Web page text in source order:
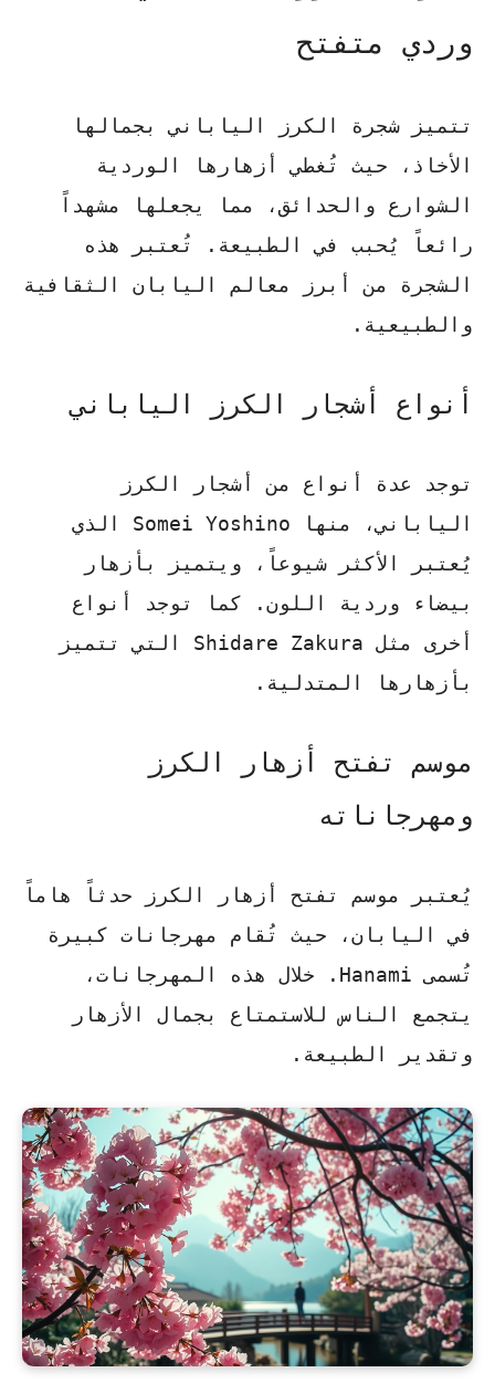
وردي متفتح
تتميز شجرة الكرز الياباني بجمالها
الأخاذ، حيث تُغطي أزهارها الوردية
الشوارع والحدائق، مما يجعلها مشهداً
رائعاً يُحبب في الطبيعة. تُعتبر هذه
الشجرة من أبرز معالم اليابان الثقافية
والطبيعية.
أنواع أشجار الكرز الياباني
توجد عدة أنواع من أشجار الكرز
الياباني، منها Somei Yoshino الذي
يُعتبر الأكثر شيوعاً، ويتميز بأزهار
بيضاء وردية اللون. كما توجد أنواع
أخرى مثل Shidare Zakura التي تتميز
بأزهارها المتدلية.
موسم تفتح أزهار الكرز
ومهرجاناته
يُعتبر موسم تفتح أزهار الكرز حدثاً هاماً
في اليابان، حيث تُقام مهرجانات كبيرة
تُسمى Hanami . خلال هذه المهرجانات،
يتجمع الناس للاستمتاع بجمال الأزهار
وتقدير الطبيعة.